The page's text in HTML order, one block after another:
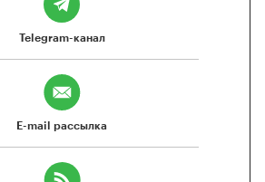
Telegram-канал
E-mail рассылка